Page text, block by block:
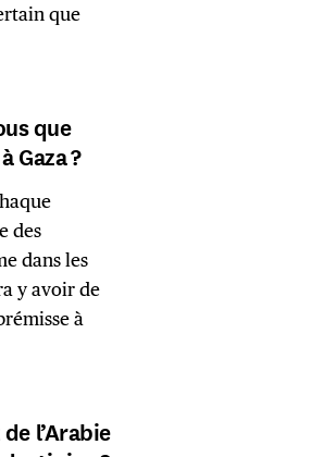
que
que
Gaza ?
des
dans les
y avoir de
à
l’Arabie